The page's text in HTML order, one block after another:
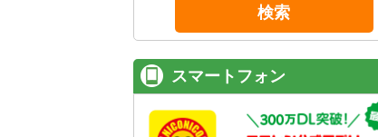
検索
スマートフォン